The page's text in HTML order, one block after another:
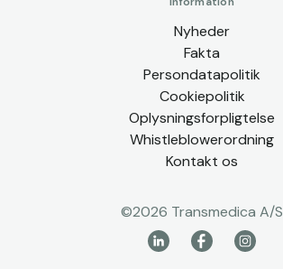
Nyheder
Fakta
Persondatapolitik
Cookiepolitik
Oplysningsforpligtelse
Whistleblowerordning
Kontakt os
©2026 Transmedica A/S